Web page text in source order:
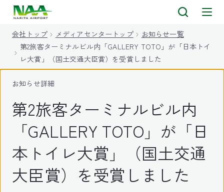
会社トップ メディアセンタートップ
お知らせ一覧
第2旅客ターミナルビル内「GALLERY TOTO」が「日本トイ
レ大賞」（国土交通大臣賞）を受賞しました
お知らせ詳細
第2旅客ターミナルビル内
「GALLERY TOTO」が「日
本トイレ大賞」（国土交通
大臣賞）を受賞しました